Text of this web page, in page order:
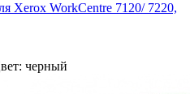
Xerox WorkCentre 7120/ 7220,
черный